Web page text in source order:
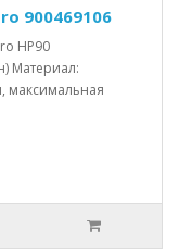
900469106
HP90
Материал:
максимальная